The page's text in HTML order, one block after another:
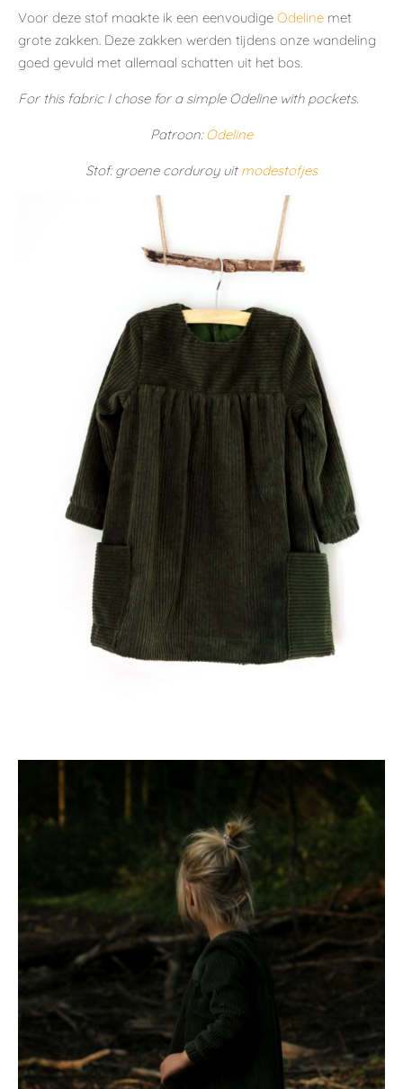
Voor deze stof maakte ik een eenvoudige Odeline met
grote zakken. Deze zakken werden tijdens onze wandeling
goed gevuld met allemaal schatten uit het bos.
For this fabric I chose for a simple Odeline with pockets.
Patroon:Odeline
Stof: groene corduroy uit modestofjes